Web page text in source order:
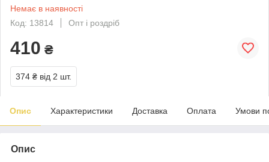
Немає в наявності
Код: 13814
Опт і роздріб
410 ₴
374 ₴ від 2 шт.
Опис Характеристики Доставка Оплата Умови
Опис